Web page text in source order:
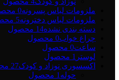
ملزومات لباس پسرونه0 محصول
ملزومات لباس دخترونه5 محصول
دسته بندی نشده14 محصول
چراغ خواب0 محصول
ساعت0 محصول
لوستر 1 محصول
اکسسوری نوزاد و کودک27 محصول
حوله 1 محصول